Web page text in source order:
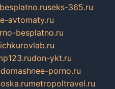
seks-365.ru
avtomaty.ru
besplatno.ru
don-ykt.ru
domashnee-porno.ru
metropoltravel.ru